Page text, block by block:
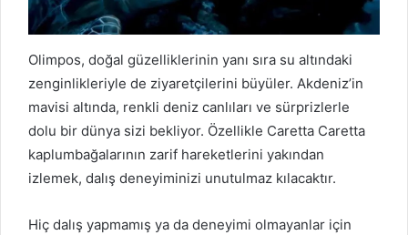
Olimpos, doğal güzelliklerinin yanı sıra su altındaki
zenginlikleriyle de ziyaretçilerini büyüler. Akdeniz’in
mavisi altında, renkli deniz canlıları ve sürprizlerle
dolu bir dünya sizi bekliyor. Özellikle Caretta Caretta
kaplumbağalarının zarif hareketlerini yakından
izlemek, dalış deneyiminizi unutulmaz kılacaktır.
Hiç dalış yapmamış ya da deneyimi olmayanlar için